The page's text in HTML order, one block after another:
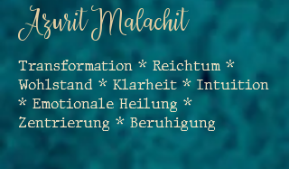
Azurit Malachit
Transformation * Reichtum *
Wohlstand * Klarheit * Intuition
* Emotionale Heilung *
Zentrierung * Beruhigung